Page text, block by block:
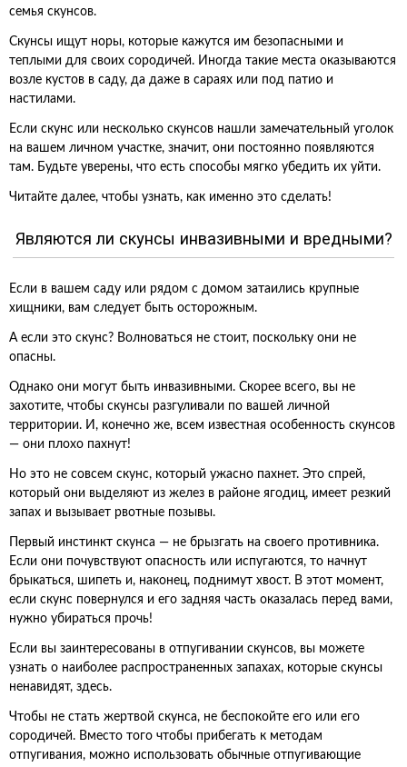
семья скунсов.
Скунсы ищут норы, которые кажутся им безопасными и
теплыми для своих сородичей. Иногда такие места оказываются
возле кустов в саду, да даже в сараях или под патио и
настилами.
Если скунс или несколько скунсов нашли замечательный уголок
на вашем личном участке, значит, они постоянно появляются
там. Будьте уверены, что есть способы мягко убедить их уйти.
Читайте далее, чтобы узнать, как именно это сделать!
Являются ли скунсы инвазивными и вредными?
Если в вашем саду или рядом с домом затаились крупные
хищники, вам следует быть осторожным.
А если это скунс? Волноваться не стоит, поскольку они не
опасны.
Однако они могут быть инвазивными. Скорее всего, вы не
захотите, чтобы скунсы разгуливали по вашей личной
территории. И, конечно же, всем известная особенность скунсов
— они плохо пахнут!
Но это не совсем скунс, который ужасно пахнет. Это спрей,
который они выделяют из желез в районе ягодиц, имеет резкий
запах и вызывает рвотные позывы.
Первый инстинкт скунса — не брызгать на своего противника.
Если они почувствуют опасность или испугаются, то начнут
брыкаться, шипеть и, наконец, поднимут хвост. В этот момент,
если скунс повернулся и его задняя часть оказалась перед вами,
нужно убираться прочь!
Если вы заинтересованы в отпугивании скунсов, вы можете
узнать о наиболее распространенных запахах, которые скунсы
ненавидят, здесь.
Чтобы не стать жертвой скунса, не беспокойте его или его
сородичей. Вместо того чтобы прибегать к методам
отпугивания, можно использовать обычные отпугивающие